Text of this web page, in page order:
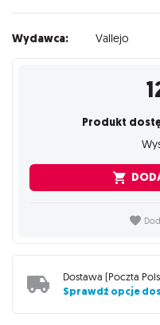
Wydawca: Vallejo
Produkt
Dostawa (Poczta
Sprawdź opcje